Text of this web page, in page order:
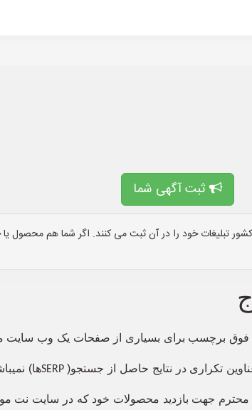
ثبت آگهی شما
تبلیغات خود را در آن ثبت می کنند. اگر شما هم محصول
فوق برچسب برای بسیاری از صفحات یک وب سایت
تکراری در نتایج حاصل از جستجو(SERPها)
محترم جهت بازدید محصولات خود که در سایت نت